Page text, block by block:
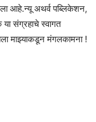
केला आहे.न्यू अथर्व पब्लिकेशन,
संग्रहाचे स्वागत
माझ्याकडून मंगलकामना !